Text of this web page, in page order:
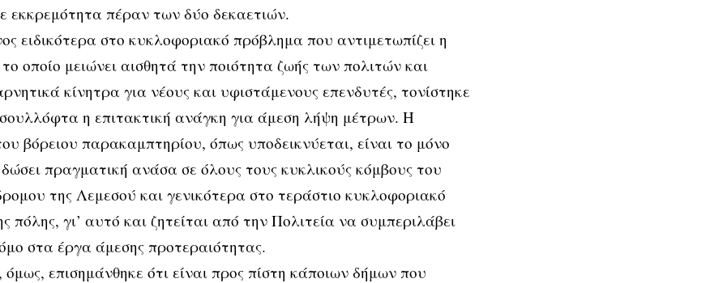
εκκρεμότητα πέραν των δύο δεκαετιών.
ειδικότερα στο κυκλοφοριακό πρόβλημα που αντιμετωπίζει η
οποίο μειώνει αισθητά την ποιότητα ζωής των πολιτών και
κίνητρα για νέους και υφιστάμενους επενδυτές, τονίστηκε
η επιτακτική ανάγκη για άμεση λήψη μέτρων. Η
βόρειου παρακαμπτηρίου, όπως υποδεικνύεται, είναι το μόνο
πραγματική ανάσα σε όλους τους κυκλικούς κόμβους του
της Λεμεσού και γενικότερα στο τεράστιο κυκλοφοριακό
πόλης, γι’ αυτό και ζητείται από την Πολιτεία να συμπεριλάβει
στα έργα άμεσης προτεραιότητας.
επισημάνθηκε ότι είναι προς πίστη κάποιων δήμων που